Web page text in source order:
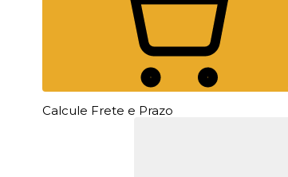
Calcule Frete e Prazo